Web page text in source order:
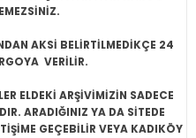
AKSİ BELİRTİLMEDİKÇE 24
VERİLİR.
ELDEKİ ARŞİVİMİZİN SADECE
ARADIĞINIZ YA DA SİTEDE
GEÇEBİLİR VEYA KADIKÖY